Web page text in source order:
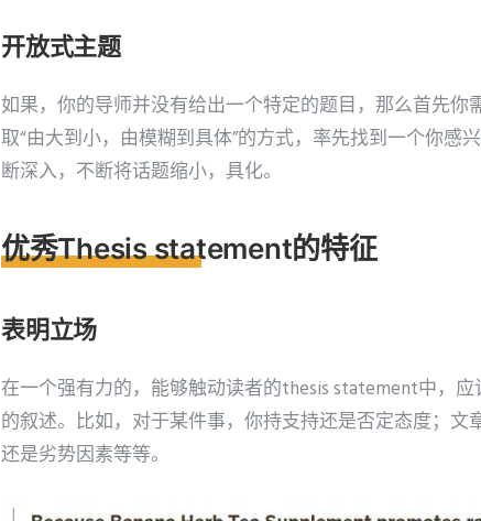
开放式主题
如果，你的导师并没有给出一个特定的题目，那么首先
取“由大到小，由模糊到具体”的方式，率先找到一个你感
断深入，不断将话题缩小，具化。
优秀Thesis statement的特征
表明立场
在一个强有力的，能够触动读者的thesis statement中，
的叙述。比如，对于某件事，你持支持还是否定态度；
还是劣势因素等等。